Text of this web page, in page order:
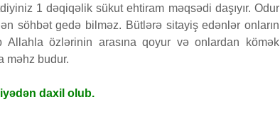
1 dəqiqəlik sükut ehtiram məqsədi daşıyır. Odur
söhbət gedə bilməz. Bütlərə sitayiş edənlər onların
Allahla özlərinin arasına qoyur və onlardan kömək
məhz budur.
daxil olub.
37 Baxış